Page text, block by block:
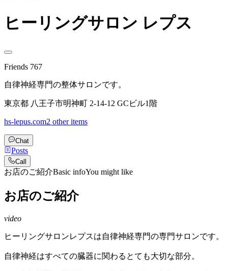
ヒーリングサロン レプス
Friends 767
自律神経専門の整体サロンです。
東京都 八王子市明神町 2-14-12 GCビル1階
hs-lepus.com2 other items
Chat
Posts
Call
お店のご紹介Basic infoYou might like
お店のご紹介
video
ヒーリングサロンレプスは自律神経専門の専門サロンです。
自律神経はすべての臓器に関わるとても大切な部分。